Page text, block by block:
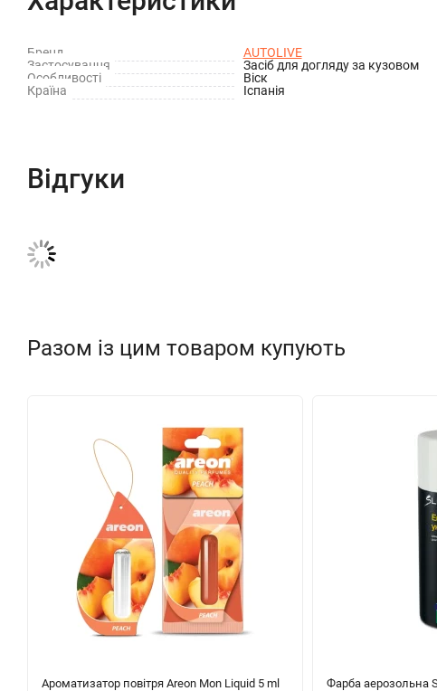
Бренд AUTOLIVE
Застосування
Засіб для догляду за кузовом
Особливості
Віск
Країна
Іспанія
Відгуки
Разом із цим товаром купують
Ароматизатор повітря Areon Mon Liquid 5 ml
Фарба аерозольна